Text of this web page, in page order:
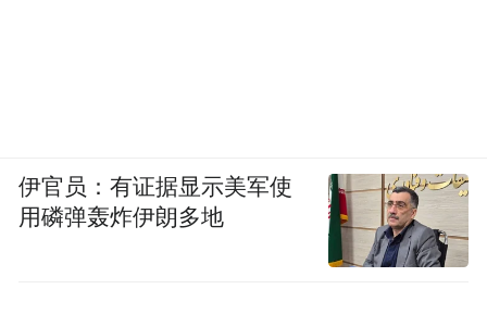
伊官员：有证据显示美军使
用磷弹轰炸伊朗多地